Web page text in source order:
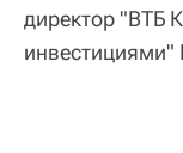
директор "ВТБ